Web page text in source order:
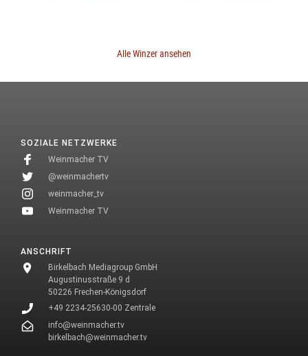
Alle Winzer ansehen
ANSCHRIFT
Birkelbach Mediagroup GmbH
Augustinusstraße 9 d
50226 Frechen-Königsdorf
+49 2234-25630-00 Zentrale
info@weinmacher.tv
birkelbach@weinmacher.tv
SOZIALE NETZWERKE
Weinmacher TV
@weinmachertv
weinmacher_tv
Weinmacher TV